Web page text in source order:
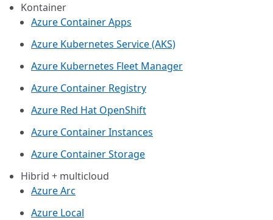
Kontainer
Azure Container Apps
Azure Kubernetes Service (AKS)
Azure Kubernetes Fleet Manager
Azure Container Registry
Azure Red Hat OpenShift
Azure Container Instances​
Azure Container Storage
Hibrid + multicloud
Azure Arc​
Azure Local